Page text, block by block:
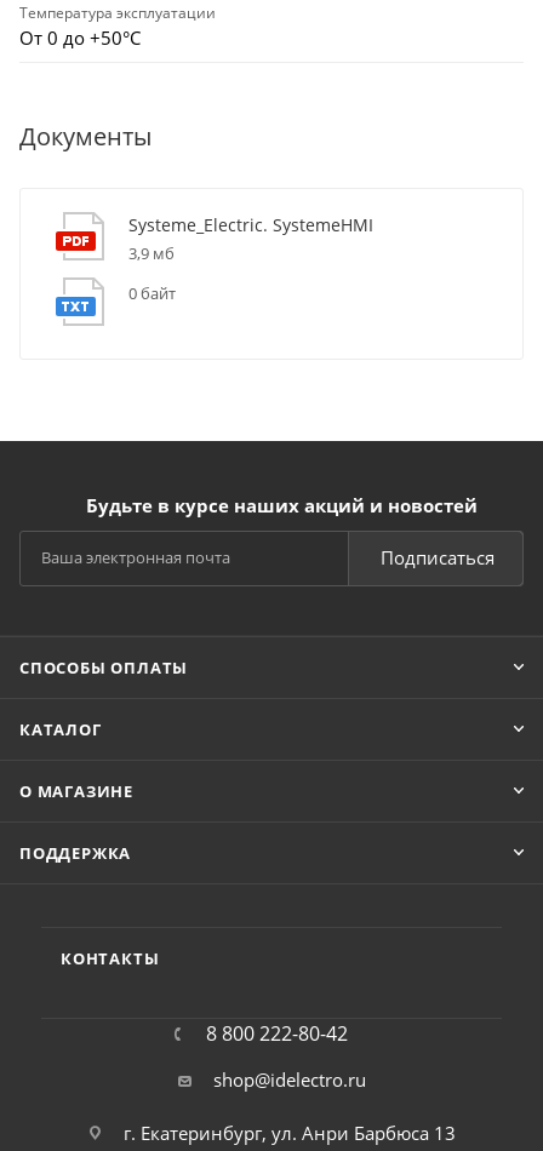
Температура эксплуатации
От 0 до +50°C
Документы
Systeme_Electric. SystemeHMI
3,9 мб
0 байт
Будьте в курсе наших акций и новостей
Подписаться
СПОСОБЫ ОПЛАТЫ
КАТАЛОГ
О МАГАЗИНЕ
ПОДДЕРЖКА
КОНТАКТЫ
8 800 222-80-42
shop@idelectro.ru
г. Екатеринбург, ул. Анри Барбюса 13